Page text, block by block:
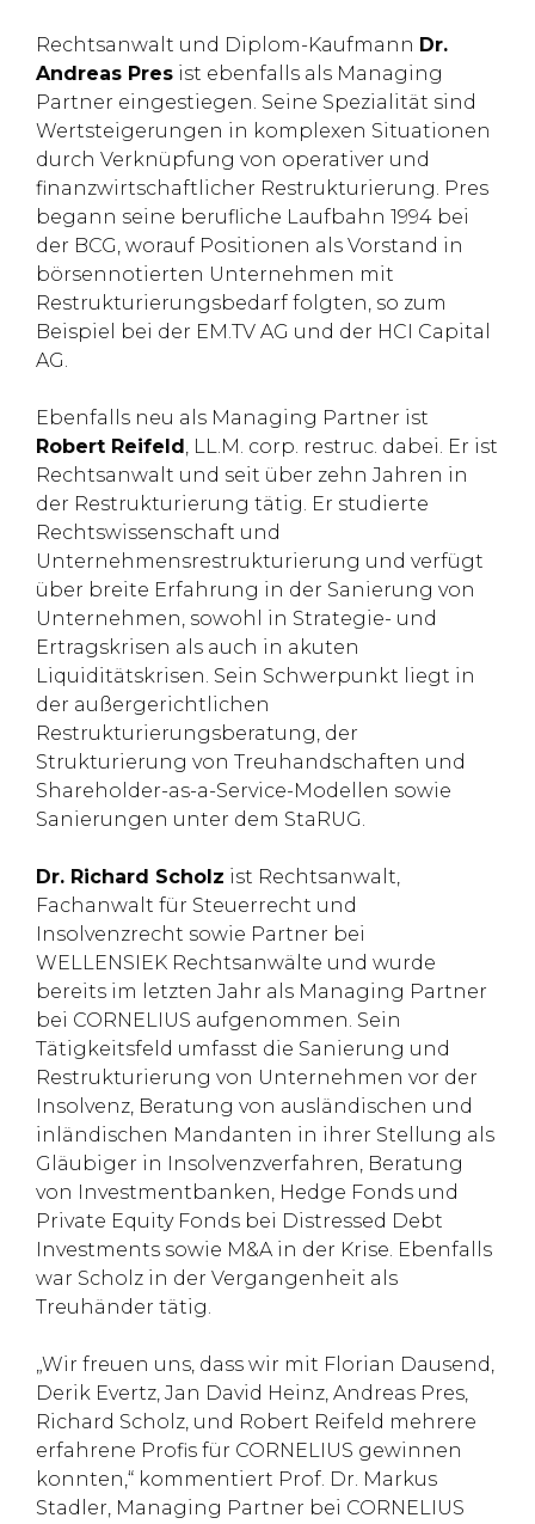
Rechtsanwalt und Diplom-Kaufmann Dr.
Andreas Pres ist ebenfalls als Managing
Partner eingestiegen. Seine Spezialität sind
Wertsteigerungen in komplexen Situationen
durch Verknüpfung von operativer und
finanzwirtschaftlicher Restrukturierung. Pres
begann seine berufliche Laufbahn 1994 bei
der BCG, worauf Positionen als Vorstand in
börsennotierten Unternehmen mit
Restrukturierungsbedarf folgten, so zum
Beispiel bei der EM.TV AG und der HCI Capital
AG.
Ebenfalls neu als Managing Partner ist
Robert Reifeld, LL.M. corp. restruc. dabei. Er ist
Rechtsanwalt und seit über zehn Jahren in
der Restrukturierung tätig. Er studierte
Rechtswissenschaft und
Unternehmensrestrukturierung und verfügt
über breite Erfahrung in der Sanierung von
Unternehmen, sowohl in Strategie- und
Ertragskrisen als auch in akuten
Liquiditätskrisen. Sein Schwerpunkt liegt in
der außergerichtlichen
Restrukturierungsberatung, der
Strukturierung von Treuhandschaften und
Shareholder-as-a-Service-Modellen sowie
Sanierungen unter dem StaRUG.
Dr. Richard Scholz ist Rechtsanwalt,
Fachanwalt für Steuerrecht und
Insolvenzrecht sowie Partner bei
WELLENSIEK Rechtsanwälte und wurde
bereits im letzten Jahr als Managing Partner
bei CORNELIUS aufgenommen. Sein
Tätigkeitsfeld umfasst die Sanierung und
Restrukturierung von Unternehmen vor der
Insolvenz, Beratung von ausländischen und
inländischen Mandanten in ihrer Stellung als
Gläubiger in Insolvenzverfahren, Beratung
von Investmentbanken, Hedge Fonds und
Private Equity Fonds bei Distressed Debt
Investments sowie M&A in der Krise. Ebenfalls
war Scholz in der Vergangenheit als
Treuhänder tätig.
„Wir freuen uns, dass wir mit Florian Dausend,
Derik Evertz, Jan David Heinz, Andreas Pres,
Richard Scholz, und Robert Reifeld mehrere
erfahrene Profis für CORNELIUS gewinnen
konnten,“ kommentiert Prof. Dr. Markus
Stadler, Managing Partner bei CORNELIUS